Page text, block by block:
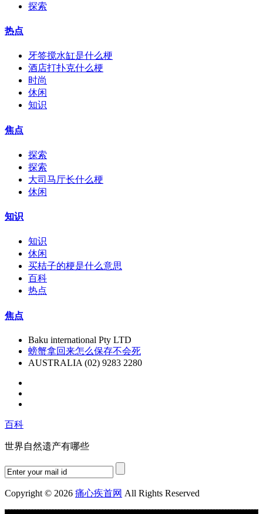
探索
热点
牙签搅水缸是什么梗
酒店打扑克什么梗
时尚
休闲
知识
焦点
探索
探索
大司马厅长什么梗
休闲
知识
知识
休闲
买桔子的梗是什么意思
百科
热点
焦点
Baku international Pty LTD
螃蟹拿回来怎么保存不会死
AUSTRALIA (02) 9283 2280
百科
世界自然遗产有哪些
Copyright © 2026 痛心疾首网 All Rights Reserved